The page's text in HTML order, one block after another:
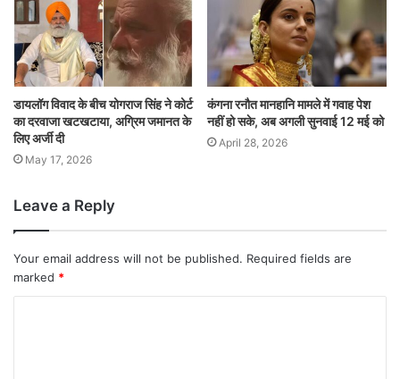
डायलॉग विवाद के बीच योगराज सिंह ने कोर्ट
का दरवाजा खटखटाया, अग्रिम जमानत के
लिए अर्जी दी
May 17, 2026
कंगना रनौत मानहानि मामले में गवाह पेश
नहीं हो सके, अब अगली सुनवाई 12 मई को
April 28, 2026
Leave a Reply
Your email address will not be published. Required fields are
marked *